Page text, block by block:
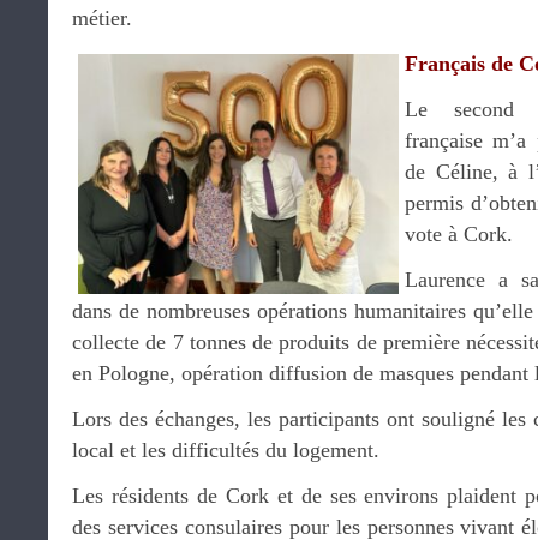
métier.
Français de
Le second
française
de Céline, à
permis
vote à Cork.
Laurence a
dans de nombreuses opérations humanitaires
collecte de 7 tonnes de produits de première
en Pologne, opération diffusion de masques
Lors des échanges, les participants ont souligné les
local et les difficultés du logement.
Les résidents de Cork et de ses environs plaident
des services consulaires pour les personnes vivant